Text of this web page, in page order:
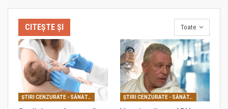
Toate
CITEȘTE ȘI
ŞTIRI CENZURATE - SĂNĂTATE ŞTIRI CENZURATE - SĂNĂTATE